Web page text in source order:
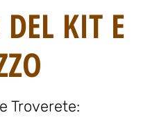
KIT E
Troverete: